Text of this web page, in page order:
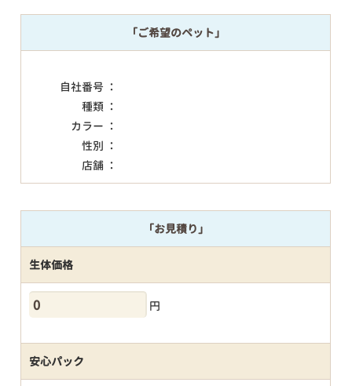
「ご希望のペット」
自社番号 ：
種類 ：
カラー ：
性別 ：
店舗 ：
「お見積り」
生体価格
円
安心パック